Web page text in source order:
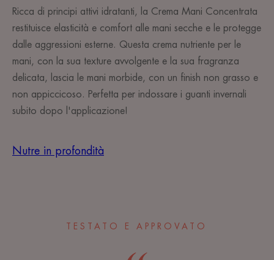
Ricca di principi attivi idratanti, la Crema Mani Concentrata
restituisce elasticità e comfort alle mani secche e le protegge
dalle aggressioni esterne. Questa crema nutriente per le
mani, con la sua texture avvolgente e la sua fragranza
delicata, lascia le mani morbide, con un finish non grasso e
non appiccicoso. Perfetta per indossare i guanti invernali
subito dopo l'applicazione!
Nutre in profondità
TESTATO E APPROVATO